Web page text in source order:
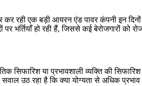
कर रही एक बड़ी आयरन एंड पावर कंपनी इन
भर्तियाँ हो रही हैं, जिससे कई बेरोजगारों को
सिफारिश या प्रभावशाली व्यक्ति की
उठ रहा है कि क्या योग्यता से अधिक प्रभाव